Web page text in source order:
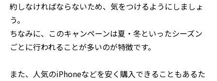
約しなければならないため、気をつけるようにしましょ
う。
ちなみに、このキャンペーンは夏・冬といったシーズン
ごとに行われることが多いのが特徴です。
また、人気のiPhoneなどを安く購入できることもあるた